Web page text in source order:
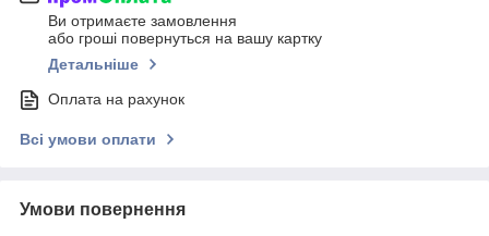
Ви отримаєте замовлення
або гроші повернуться на вашу картку
Детальніше
Оплата на рахунок
Всі умови оплати
Умови повернення